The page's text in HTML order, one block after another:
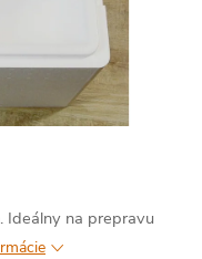
Ideálny na prepravu